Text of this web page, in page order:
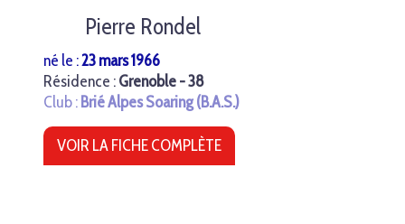
Pierre Rondel
né le :23 mars 1966
Résidence :Grenoble - 38
Club :Brié Alpes Soaring (B.A.S.)
VOIR LA FICHE COMPLÈTE